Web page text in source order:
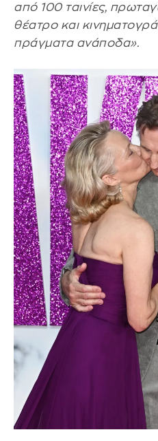
από 100 ταινίες,
θέατρο και
πράγματα ανάποδα».